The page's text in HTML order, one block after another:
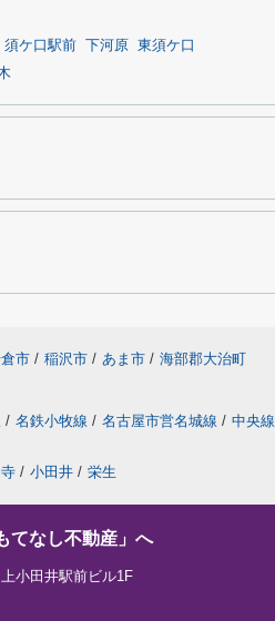
須ケ口駅前 下河原
東須ケ口
市 / 稲沢市 / あま市 / 海部郡大治町
/ 名鉄小牧線 / 名古屋市営名城線 / 中央線
/ 小田井 / 栄生
てなし不動産」へ
小田井駅前ビル1F